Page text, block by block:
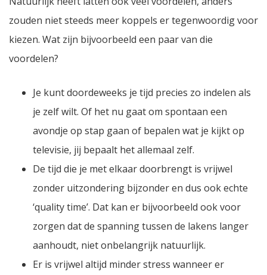
zouden niet steeds meer koppels er tegenwoordig voor
kiezen. Wat zijn bijvoorbeeld een paar van die
voordelen?
Je kunt doordeweeks je tijd precies zo indelen als
je zelf wilt. Of het nu gaat om spontaan een
avondje op stap gaan of bepalen wat je kijkt op
televisie, jij bepaalt het allemaal zelf.
De tijd die je met elkaar doorbrengt is vrijwel
zonder uitzondering bijzonder en dus ook echte
‘quality time’. Dat kan er bijvoorbeeld ook voor
zorgen dat de spanning tussen de lakens langer
aanhoudt, niet onbelangrijk natuurlijk.
Er is vrijwel altijd minder stress wanneer er